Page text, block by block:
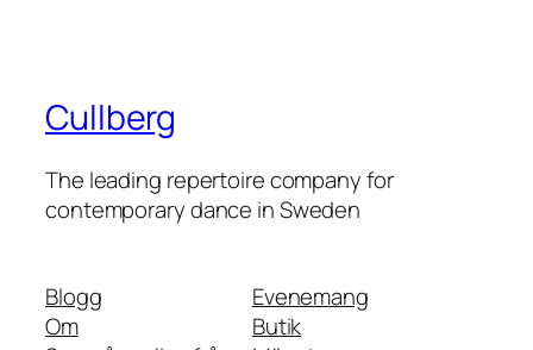
Cullberg
The leading repertoire company for
contemporary dance in Sweden
Blogg
Om
Evenemang
Butik